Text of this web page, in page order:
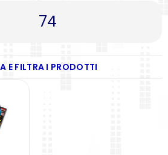
74
E FILTRA I PRODOTTI